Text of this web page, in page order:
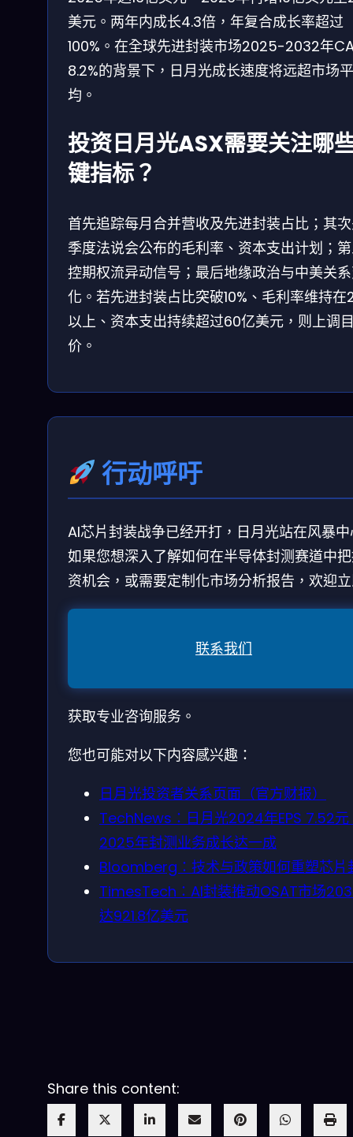
美元。两年内成长4.3倍，年复合成长率超过
100%。在全球先进封装市场2025-2032年
8.2%的背景下，日月光成长速度将远超市场平
均。
投资日月光ASX需要关注哪
键指标？
首先追踪每月合并营收及先进封装占比；其
季度法说会公布的毛利率、资本支出计划；
控期权流异动信号；最后地缘政治与中美关
化。若先进封装占比突破10%、毛利率维持在
以上、资本支出持续超过60亿美元，则上调
价。
行动呼吁
AI芯片封装战争已经开打，日月光站在风暴
如果您想深入了解如何在半导体封测赛道中
资机会，或需要定制化市场分析报告，欢迎
联系我们
获取专业咨询服务。
您也可能对以下内容感兴趣：
日月光投资者关系页面（官方财报）
TechNews：日月光2024年EPS 7.52元
2025年封测业务成长达一成
Bloomberg：技术与政策如何重塑芯片
TimesTech：AI封装推动OSAT市场
达921.8亿美元
Share this content: